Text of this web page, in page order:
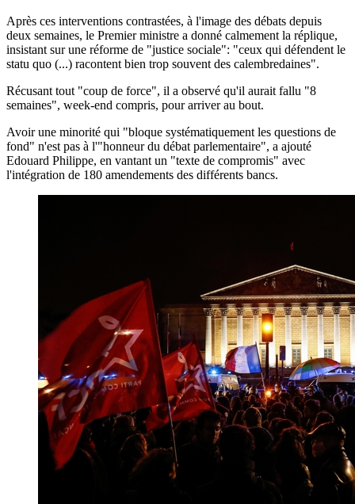
Après ces interventions contrastées, à l'image des débats depuis
deux semaines, le Premier ministre a donné calmement la réplique,
insistant sur une réforme de "justice sociale": "ceux qui défendent le
statu quo (...) racontent bien trop souvent des calembredaines".
Récusant tout "coup de force", il a observé qu'il aurait fallu "8
semaines", week-end compris, pour arriver au bout.
Avoir une minorité qui "bloque systématiquement les questions de
fond" n'est pas à l'"honneur du débat parlementaire", a ajouté
Edouard Philippe, en vantant un "texte de compromis" avec
l'intégration de 180 amendements des différents bancs.